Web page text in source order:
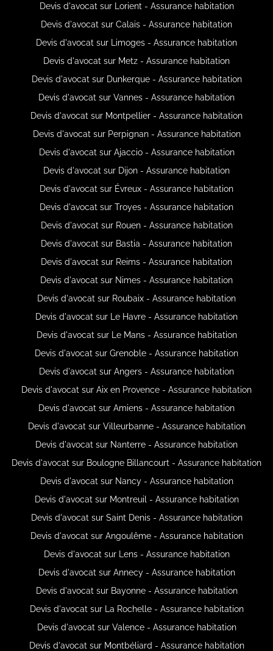
Devis d'avocat sur Lorient - Assurance habitation
Devis d'avocat sur Calais - Assurance habitation
Devis d'avocat sur Limoges - Assurance habitation
Devis d'avocat sur Metz - Assurance habitation
Devis d'avocat sur Dunkerque - Assurance habitation
Devis d'avocat sur Vannes - Assurance habitation
Devis d'avocat sur Montpellier - Assurance habitation
Devis d'avocat sur Perpignan - Assurance habitation
Devis d'avocat sur Ajaccio - Assurance habitation
Devis d'avocat sur Dijon - Assurance habitation
Devis d'avocat sur Évreux - Assurance habitation
Devis d'avocat sur Troyes - Assurance habitation
Devis d'avocat sur Rouen - Assurance habitation
Devis d'avocat sur Bastia - Assurance habitation
Devis d'avocat sur Reims - Assurance habitation
Devis d'avocat sur Nimes - Assurance habitation
Devis d'avocat sur Roubaix - Assurance habitation
Devis d'avocat sur Le Havre - Assurance habitation
Devis d'avocat sur Le Mans - Assurance habitation
Devis d'avocat sur Grenoble - Assurance habitation
Devis d'avocat sur Angers - Assurance habitation
Devis d'avocat sur Aix en Provence - Assurance habitation
Devis d'avocat sur Amiens - Assurance habitation
Devis d'avocat sur Villeurbanne - Assurance habitation
Devis d'avocat sur Nanterre - Assurance habitation
Devis d'avocat sur Boulogne Billancourt - Assurance habitation
Devis d'avocat sur Nancy - Assurance habitation
Devis d'avocat sur Montreuil - Assurance habitation
Devis d'avocat sur Saint Denis - Assurance habitation
Devis d'avocat sur Angoulême - Assurance habitation
Devis d'avocat sur Lens - Assurance habitation
Devis d'avocat sur Annecy - Assurance habitation
Devis d'avocat sur Bayonne - Assurance habitation
Devis d'avocat sur La Rochelle - Assurance habitation
Devis d'avocat sur Valence - Assurance habitation
Devis d'avocat sur Montbéliard - Assurance habitation